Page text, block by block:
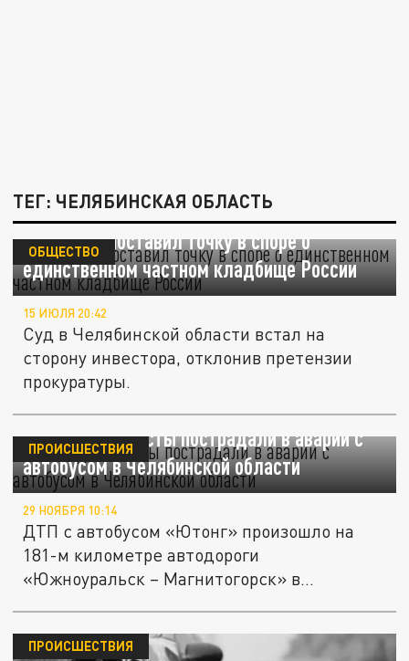
ТЕГ: ЧЕЛЯБИНСКАЯ ОБЛАСТЬ
Арбитраж поставил точку в споре о
единственном частном кладбище России
ОБЩЕСТВО
15 ИЮЛЯ 20:42
Суд в Челябинской области встал на
сторону инвестора, отклонив претензии
прокуратуры.
Юные футболисты пострадали в аварии с
автобусом в Челябинской области
ПРОИСШЕСТВИЯ
29 НОЯБРЯ 10:14
ДТП с автобусом «Ютонг» произошло на
181-м километре автодороги
«Южноуральск – Магнитогорск» в
ПРОИСШЕСТВИЯ